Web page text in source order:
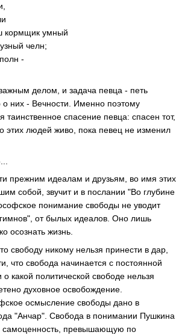
кормщик умный
челн;
-
делом, и задача певца - петь
них - Вечности. Именно поэтому
таинственное спасение певца: спасен тот,
этих людей живо, пока певец не изменил
прежним идеалам и друзьям, во имя этих
собой, звучит и в послании "Во глубине
понимание свободы не уводит
от былых идеалов. Оно лишь
осознать жизнь.
свободу никому нельзя принести в дар,
что свобода начинается с постоянной
какой политической свободе нельзя
духовное освобождение.
осмысление свободы дано в
"Анчар". Свобода в понимании Пушкина
самоценность, превышающую по